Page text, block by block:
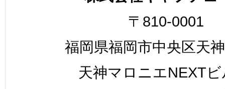
〒810-0001
福岡県福岡市中央区天
天神マロニエNEXT